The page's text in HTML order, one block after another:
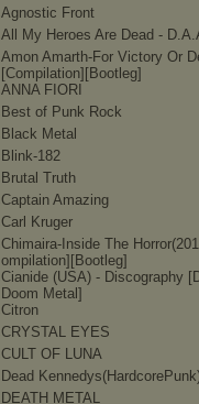
Agnostic Front
All My Heroes Are Dead -
Amon Amarth-For Victory Or
[Compilation][Bootleg]
ANNA FIORI
Best of Punk Rock
Black Metal
Blink-182
Brutal Truth
Captain Amazing
Carl Kruger
Chimaira-Inside The
ompilation][Bootleg]
Cianide (USA) - Discography
Doom Metal]
Citron
CRYSTAL EYES
CULT OF LUNA
Dead Kennedys(Hardc
DEATH METAL